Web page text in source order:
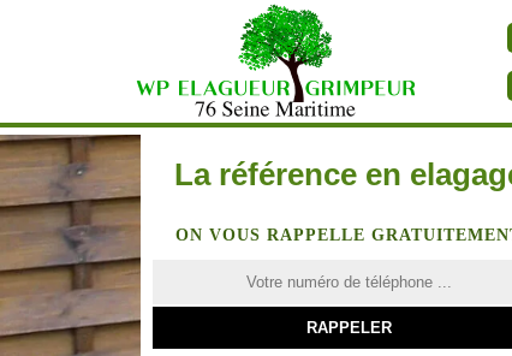
La référence en
ON VOUS RAPPELLE